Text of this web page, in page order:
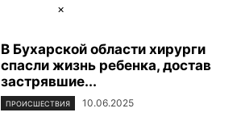
×
В Бухарской области хирурги
спасли жизнь ребенка, достав
застрявшие...
ПРОИСШЕСТВИЯ 10.06.2025